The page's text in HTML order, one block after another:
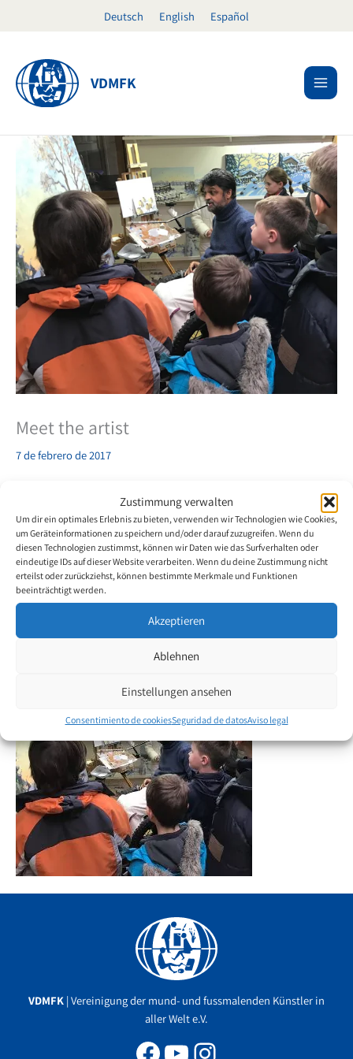
Zustimmung verwalten
Um dir ein optimales Erlebnis zu bieten, verwenden wir Technologien wie Cookies,
um Geräteinformationen zu speichern und/oder darauf zuzugreifen. Wenn du
diesen Technologien zustimmst, können wir Daten wie das Surfverhalten oder
eindeutige IDs auf dieser Website verarbeiten. Wenn du deine Zustimmung nicht
erteilst oder zurückziehst, können bestimmte Merkmale und Funktionen
beeinträchtigt werden.
Akzeptieren
Ablehnen
Einstellungen ansehen
Consentimiento de cookiesSeguridad de datosAviso legal
Deutsch English Español
VDMFK
Meet the artist
7 de febrero de 2017
El pintor con boca británico Christopher Keith Jansz vive en
Finmere cerca de una escuela. Como las clases de arte de esa
escuela están trabajando en un proyecto de árboles, los profesores
consideraron que valdría la pena visitar al artista. Por lo tanto toda
la escuela, dividida en grupos manejables, visitó el estudio para
encontrarse personalmente con él.
Respondió a todas las preguntas curiosas, divertidas e interesantes
que los adolescentes puede poner mientras completaba su última
obra de arte llamada “Morning has broken”.
VDMFK | Vereinigung der mund- und fussmalenden Künstler in
aller Welt e.V.
Facebook
YouTube
Instagram